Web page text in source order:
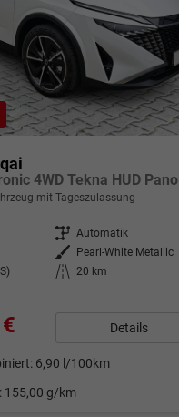
4WD Tekna HUD Pano
mit Tageszulassung
Getriebe Automatik
Außenfarbe
Pearl-White Metallic
Kilometerstand
20 km
Details
6,90 l/100km
155,00 g/km